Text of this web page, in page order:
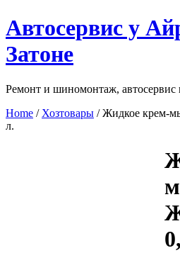
Перейти
к
содержимому
Автосервис у
Затоне
Ремонт и шиномонтаж, автосервис
Home / Хозтовары / Жидкое крем-
л.